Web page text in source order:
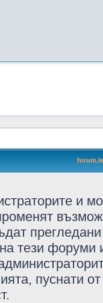
и
тези форуми
пуснати